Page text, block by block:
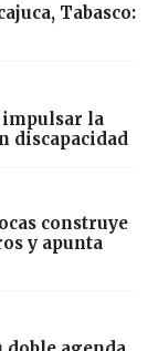
Tabasco:
impulsar la
discapacidad
construye
y apunta